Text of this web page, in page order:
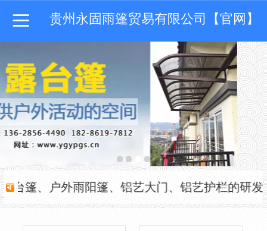
贵州永固雨篷贸易有限公司【官网】
篷、户外雨阳篷、铝艺大门、铝艺护栏的研